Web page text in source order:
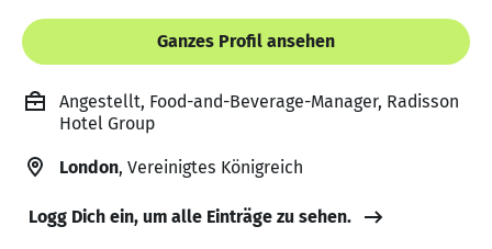
Ganzes Profil ansehen
Angestellt, Food-and-Beverage-Manager, Radisson
Hotel Group
London, Vereinigtes Königreich
Logg Dich ein, um alle Einträge zu sehen.